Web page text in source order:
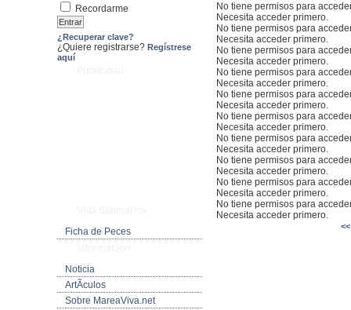
Recordarme
¿Recuperar clave?
¿Quiere registrarse? Regístrese
aquí
Ficha de Peces
Noticia
ArtÃ­culos
Sobre MareaViva.net
No tiene permisos para
Necesita acceder primero.
No tiene permisos para
Necesita acceder primero.
No tiene permisos para
Necesita acceder primero.
No tiene permisos para
Necesita acceder primero.
No tiene permisos para
Necesita acceder primero.
No tiene permisos para
Necesita acceder primero.
No tiene permisos para
Necesita acceder primero.
No tiene permisos para
Necesita acceder primero.
No tiene permisos para
Necesita acceder primero.
No tiene permisos para
Necesita acceder primero.